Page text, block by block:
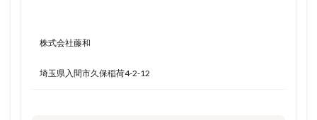
株式会社藤和
埼玉県入間市久保稲荷4-2-12